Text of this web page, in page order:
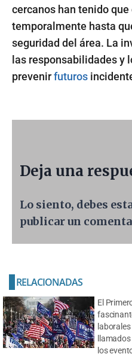
cercanos han tenido
temporalmente hasta
seguridad del área. La
las responsabilidades y
prevenirfuturos
Deja una
Lo siento, debes
publicar un
El
los
RELACIONADAS